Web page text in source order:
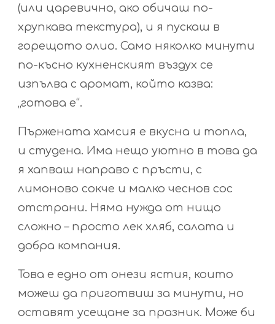
(или царевично, ако обичаш по-
хрупкава текстура), и я пускаш в
горещото олио. Само няколко минути
по-късно кухненският въздух се
изпълва с аромат, който казва:
„готова е“.
Пържената хамсия е вкусна и топла,
и студена. Има нещо уютно в това да
я хапваш направо с пръсти, с
лимоново сокче и малко чеснов сос
отстрани. Няма нужда от нищо
сложно – просто лек хляб, салата и
добра компания.
Това е едно от онези ястия, които
можеш да приготвиш за минути, но
оставят усещане за празник. Може би